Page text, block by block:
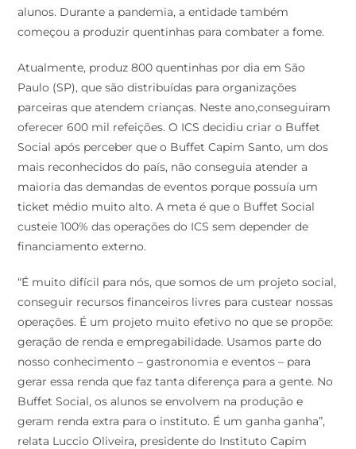
alunos. Durante a pandemia, a entidade também
começou a produzir quentinhas para combater a fome.
Atualmente, produz 800 quentinhas por dia em São
Paulo (SP), que são distribuídas para organizações
parceiras que atendem crianças. Neste ano,conseguiram
oferecer 600 mil refeições. O ICS decidiu criar o Buffet
Social após perceber que o Buffet Capim Santo, um dos
mais reconhecidos do país, não conseguia atender a
maioria das demandas de eventos porque possuía um
ticket médio muito alto. A meta é que o Buffet Social
custeie 100% das operações do ICS sem depender de
financiamento externo.
“É muito difícil para nós, que somos de um projeto social,
conseguir recursos financeiros livres para custear nossas
operações. É um projeto muito efetivo no que se propõe:
geração de renda e empregabilidade. Usamos parte do
nosso conhecimento – gastronomia e eventos – para
gerar essa renda que faz tanta diferença para a gente. No
Buffet Social, os alunos se envolvem na produção e
geram renda extra para o instituto. É um ganha ganha”,
relata Luccio Oliveira, presidente do Instituto Capim